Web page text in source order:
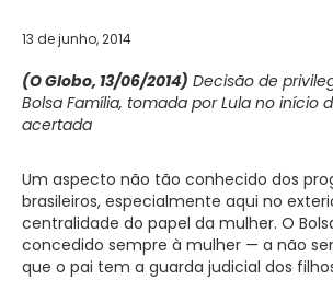
13 de junho, 2014
(O Globo, 13/06/2014) Decisão de
Bolsa Família, tomada por Lula no início
acertada
Um aspecto não tão conhecido dos
brasileiros, especialmente aqui no
centralidade do papel da mulher. O
concedido sempre à mulher — a não
que o pai tem a guarda judicial dos